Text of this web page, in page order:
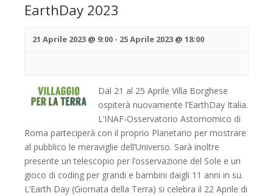
EarthDay 2023
21 Aprile 2023 @ 9:00 - 25 Aprile 2023 @ 18:00
Dal 21 al 25 Aprile Villa Borghese
ospiterà nuovamente l’EarthDay Italia.
L’INAF-Osservatorio Astornomico di
Roma parteciperà con il proprio Planetario per mostrare
al pubblico le meraviglie dell’Universo. Sarà inoltre
presente un telescopio per l’osservazione del Sole e un
gioco di coding per grandi e bambini daigli 11 anni in su.
L’Earth Day (Giornata della Terra) si celebra il 22 Aprile di